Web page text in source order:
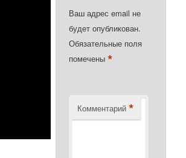
Ваш адрес email не
будет опубликован.
Обязательные поля
помечены*
Комментарий *